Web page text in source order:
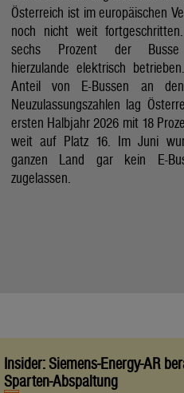
Österreich ist im europäischen
noch nicht weit
sechs Prozent der
hierzulande elektrisch
Anteil von E-Bussen an
Neuzulassungszahlen lag
ersten Halbjahr 2026 mit 18
weit auf Platz 16. Im Juni
ganzen Land gar kein E-
zugelassen.
Insider: Siemens-Energy-AR
Sparten-Abspaltung